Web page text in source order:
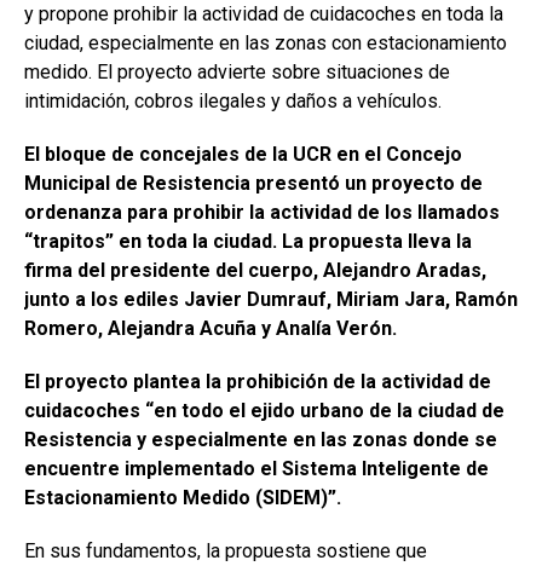
y propone prohibir la actividad de cuidacoches en toda la
ciudad, especialmente en las zonas con estacionamiento
medido. El proyecto advierte sobre situaciones de
intimidación, cobros ilegales y daños a vehículos.
El bloque de concejales de la UCR en el Concejo
Municipal de Resistencia presentó un proyecto de
ordenanza para prohibir la actividad de los llamados
“trapitos” en toda la ciudad. La propuesta lleva la
firma del presidente del cuerpo, Alejandro Aradas,
junto a los ediles Javier Dumrauf, Miriam Jara, Ramón
Romero, Alejandra Acuña y Analía Verón.
El proyecto plantea la prohibición de la actividad de
cuidacoches “en todo el ejido urbano de la ciudad de
Resistencia y especialmente en las zonas donde se
encuentre implementado el Sistema Inteligente de
Estacionamiento Medido (SIDEM)”.
En sus fundamentos, la propuesta sostiene que